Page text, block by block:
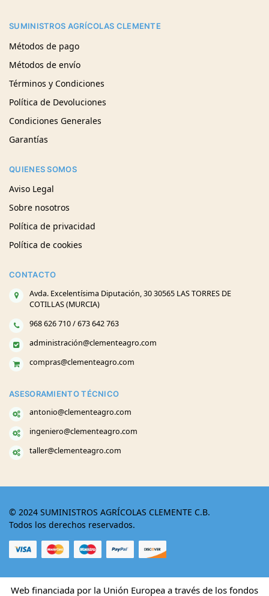
SUMINISTROS AGRÍCOLAS CLEMENTE
Métodos de pago
Métodos de envío
Términos y Condiciones
Política de Devoluciones
Condiciones Generales
Garantías
QUIENES SOMOS
Aviso Legal
Sobre nosotros
Política de privacidad
Política de cookies
CONTACTO
Avda. Excelentísima Diputación, 30 30565 LAS TORRES DE
COTILLAS (MURCIA)
968 626 710 / 673 642 763
administración@clementeagro.com
compras@clementeagro.com
ASESORAMIENTO TÉCNICO
antonio@clementeagro.com
ingeniero@clementeagro.com
taller@clementeagro.com
© 2024 SUMINISTROS AGRÍCOLAS CLEMENTE C.B.
Todos los derechos reservados.
Web financiada por la Unión Europea a través de los fondos